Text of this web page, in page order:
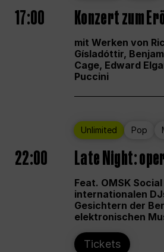
17:00 Konzert zum
mit Werken von
Gísladóttir,
Cage, Edward
Puccini
Unlimited Pop
22:00 Late Night:
Feat. OMSK
internationalen
Gesichtern der
elektronischen
Tickets